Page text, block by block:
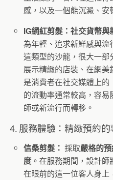
感，以及一個能沉澱、安
IG網紅剪髮：社交貨幣與
為年輕、追求新鮮感與
這類型的沙龍，很大一部
展示精緻的店裝、在網
是消費者在社交媒體上的
的流動率通常較高，容
師或新流行而轉移。
4. 服務體驗：精緻預約
信桑剪髮： 採取嚴格的
度 。在服務期間，設計
在眼前的這一位客人身